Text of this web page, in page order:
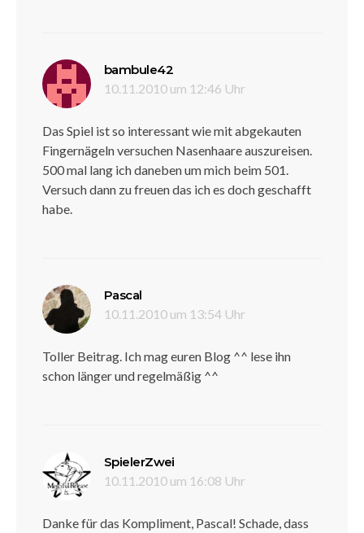
bambule42
10.11.2010 um 12:46 Uhr
Das Spiel ist so interessant wie mit abgekauten
Fingernägeln versuchen Nasenhaare auszureisen.
500 mal lang ich daneben um mich beim 501.
Versuch dann zu freuen das ich es doch geschafft
habe.
Pascal
10.11.2010 um 13:54 Uhr
Toller Beitrag. Ich mag euren Blog ^^ lese ihn
schon länger und regelmäßig ^^
SpielerZwei
10.11.2010 um 16:08 Uhr
Danke für das Kompliment, Pascal! Schade, dass